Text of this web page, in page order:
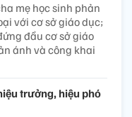
mẹ học sinh phản
với cơ sở giáo dục;
đầu cơ sở giáo
ánh và công khai
trưởng, hiệu phó